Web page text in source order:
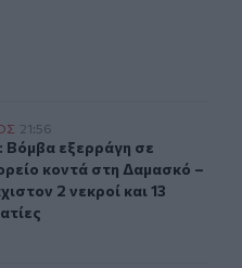
κοντά στη
21:56
Βόμβα εξερράγη σε
Βόμβα εξερράγη σε
κοντά στη Δαμασκό –
2 νεκροί και 13